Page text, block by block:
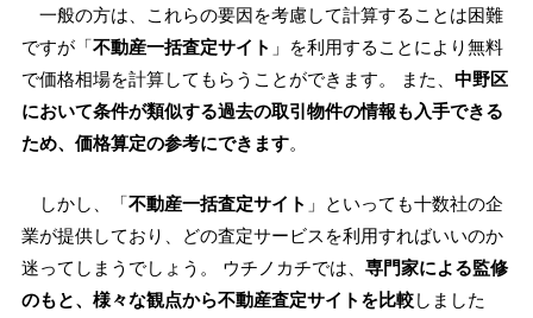
一般の方は、これらの要因を考慮して計算することは困難
ですが「不動産一括査定サイト 」を利用することにより無料
で価格相場を計算してもらうことができます。 また、 中野区
において条件が類似する過去の取引物件の情報も入手できる
ため、価格算定の参考にできます。
しかし、「不動産一括査定サイト 」といっても十数社の企
業が提供しており、どの査定サービスを利用すればいいのか
迷ってしまうでしょう。 ウチノカチでは、 専門家による監修
のもと、様々な観点から不動産査定サイトを比較しました